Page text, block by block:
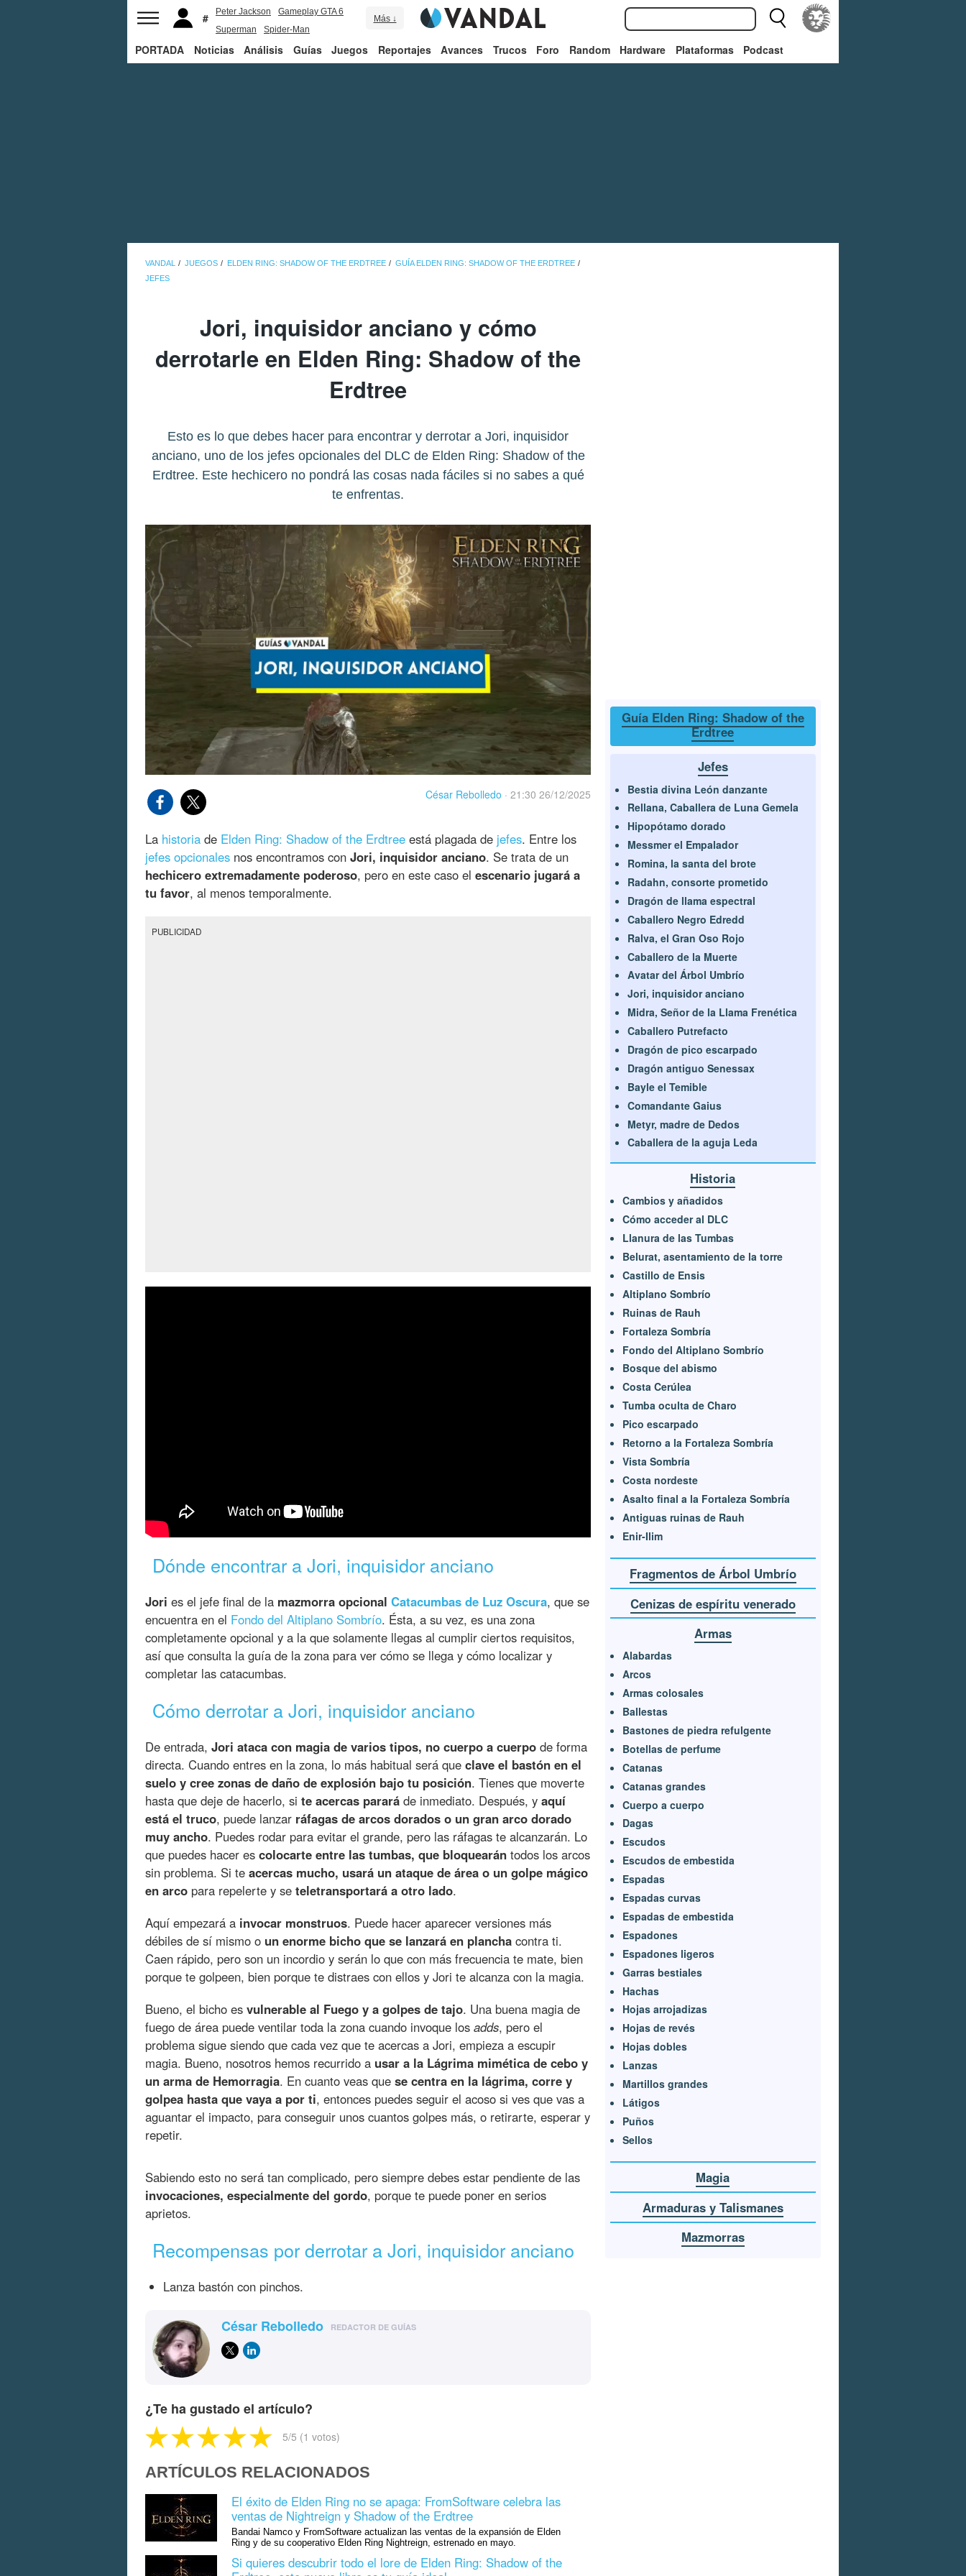
Peter Jackson
Gameplay GTA 6
Superman
Spider-Man
Más ↓
PORTADA Noticias Análisis Guías Juegos Reportajes Avances Trucos Foro Random Hardware Plataformas Podcast
VANDAL JUEGOS ELDEN RING: SHADOW OF THE ERDTREE
GUÍA ELDEN RING: SHADOW OF THE ERDTREE
JEFES
Jori, inquisidor anciano y cómo
derrotarle en Elden Ring: Shadow of the
Erdtree
Esto es lo que debes hacer para encontrar y derrotar a Jori, inquisidor
anciano, uno de los jefes opcionales del DLC de Elden Ring: Shadow of the
Erdtree. Este hechicero no pondrá las cosas nada fáciles si no sabes a qué
te enfrentas.
César Rebolledo · 21:30 26/12/2025
La historia de Elden Ring: Shadow of the Erdtree está plagada de jefes. Entre los
jefes opcionales nos encontramos con Jori, inquisidor anciano. Se trata de un
hechicero extremadamente poderoso, pero en este caso el escenario jugará a
tu favor, al menos temporalmente.
PUBLICIDAD
Dónde encontrar a Jori, inquisidor anciano
Jori es el jefe final de la mazmorra opcional Catacumbas de Luz Oscura, que se
encuentra en el Fondo del Altiplano Sombrío. Ésta, a su vez, es una zona
completamente opcional y a la que solamente llegas al cumplir ciertos requisitos,
así que consulta la guía de la zona para ver cómo se llega y cómo localizar y
completar las catacumbas.
Cómo derrotar a Jori, inquisidor anciano
De entrada, Jori ataca con magia de varios tipos, no cuerpo a cuerpo de forma
directa. Cuando entres en la zona, lo más habitual será que clave el bastón en el
suelo y cree zonas de daño de explosión bajo tu posición. Tienes que moverte
hasta que deje de hacerlo, si te acercas parará de inmediato. Después, y aquí
está el truco, puede lanzar ráfagas de arcos dorados o un gran arco dorado
muy ancho. Puedes rodar para evitar el grande, pero las ráfagas te alcanzarán. Lo
que puedes hacer es colocarte entre las tumbas, que bloquearán todos los arcos
sin problema. Si te acercas mucho, usará un ataque de área o un golpe mágico
en arco para repelerte y se teletransportará a otro lado.
Aquí empezará a invocar monstruos. Puede hacer aparecer versiones más
débiles de sí mismo o un enorme bicho que se lanzará en plancha contra ti.
Caen rápido, pero son un incordio y serán lo que con más frecuencia te mate, bien
porque te golpeen, bien porque te distraes con ellos y Jori te alcanza con la magia.
Bueno, el bicho es vulnerable al Fuego y a golpes de tajo. Una buena magia de
fuego de área puede ventilar toda la zona cuando invoque los adds, pero el
problema sigue siendo que cada vez que te acercas a Jori, empieza a escupir
magia. Bueno, nosotros hemos recurrido a usar a la Lágrima mimética de cebo y
un arma de Hemorragia. En cuanto veas que se centra en la lágrima, corre y
golpea hasta que vaya a por ti, entonces puedes seguir el acoso si ves que vas a
aguantar el impacto, para conseguir unos cuantos golpes más, o retirarte, esperar y
repetir.
Sabiendo esto no será tan complicado, pero siempre debes estar pendiente de las
invocaciones, especialmente del gordo, porque te puede poner en serios
aprietos.
Recompensas por derrotar a Jori, inquisidor anciano
Lanza bastón con pinchos.
César Rebolledo REDACTOR DE GUÍAS
¿Te ha gustado el artículo?
5/5 (1 votos)
ARTÍCULOS RELACIONADOS
El éxito de Elden Ring no se apaga: FromSoftware celebra las
ventas de Nightreign y Shadow of the Erdtree
Bandai Namco y FromSoftware actualizan las ventas de la expansión de Elden
Ring y de su cooperativo Elden Ring Nightreign, estrenado en mayo.
Si quieres descubrir todo el lore de Elden Ring: Shadow of the
Guía Elden Ring: Shadow of the
Erdtree
Jefes
Bestia divina León danzante
Rellana, Caballera de Luna Gemela
Hipopótamo dorado
Messmer el Empalador
Romina, la santa del brote
Radahn, consorte prometido
Dragón de llama espectral
Caballero Negro Edredd
Ralva, el Gran Oso Rojo
Caballero de la Muerte
Avatar del Árbol Umbrío
Jori, inquisidor anciano
Midra, Señor de la Llama Frenética
Caballero Putrefacto
Dragón de pico escarpado
Dragón antiguo Senessax
Bayle el Temible
Comandante Gaius
Metyr, madre de Dedos
Caballera de la aguja Leda
Historia
Cambios y añadidos
Cómo acceder al DLC
Llanura de las Tumbas
Belurat, asentamiento de la torre
Castillo de Ensis
Altiplano Sombrío
Ruinas de Rauh
Fortaleza Sombría
Fondo del Altiplano Sombrío
Bosque del abismo
Costa Cerúlea
Tumba oculta de Charo
Pico escarpado
Retorno a la Fortaleza Sombría
Vista Sombría
Costa nordeste
Asalto final a la Fortaleza Sombría
Antiguas ruinas de Rauh
Enir-Ilim
Fragmentos de Árbol Umbrío
Cenizas de espíritu venerado
Armas
Alabardas
Arcos
Armas colosales
Ballestas
Bastones de piedra refulgente
Botellas de perfume
Catanas
Catanas grandes
Cuerpo a cuerpo
Dagas
Escudos
Escudos de embestida
Espadas
Espadas curvas
Espadas de embestida
Espadones
Espadones ligeros
Garras bestiales
Hachas
Hojas arrojadizas
Hojas de revés
Hojas dobles
Lanzas
Martillos grandes
Látigos
Puños
Sellos
Magia
Armaduras y Talismanes
Mazmorras